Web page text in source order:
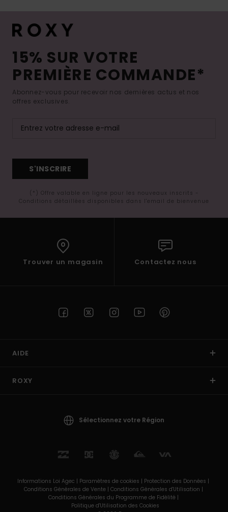
15% SUR VOTRE
PREMIÈRE COMMANDE*
Abonnez-vous pour recevoir nos dernières actus et nos
offres exclusives.
S'INSCRIRE
(*) Offre valable en ligne pour les nouveaux inscrits -
Conditions détaillées disponibles dans l'email de bienvenue
Trouver un magasin Contactez nous
AIDE
ROXY
Sélectionnez votre Région
Informations Loi Agec | Paramètres de cookies | Protection des Données |
Conditions Générales de Vente | Conditions Générales d'Utilisation |
Conditions Générales du Programme de Fidélité |
Politique d'Utilisation des Cookies